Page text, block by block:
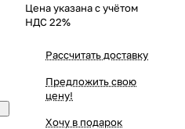
Цена указана с учётом
НДС 22%
Рассчитать доставку
Предложить свою
цену!
Хочу в подарок